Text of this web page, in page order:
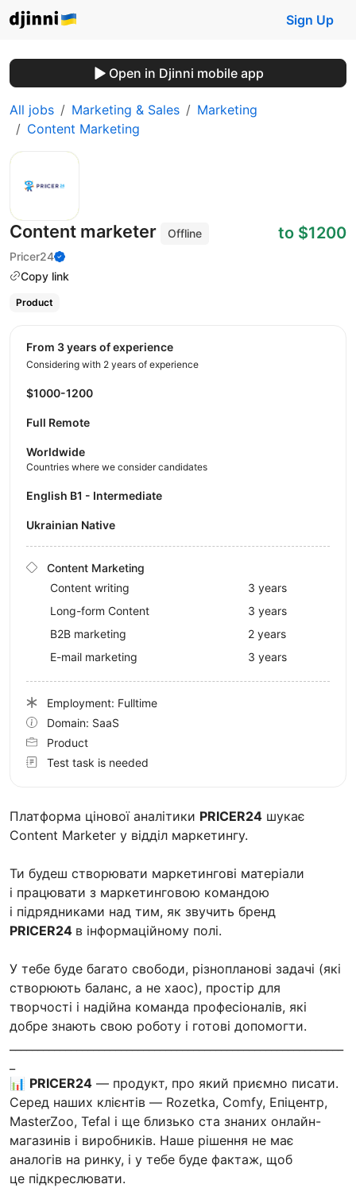
Sign Up
Open in Djinni mobile app
All jobs Marketing & Sales
Marketing
Content Marketing
Content marketer
Offline
Pricer24
Copy link
to $1200
Product
Платформа цінової аналітики PRICER24 шукає
Content Marketer у відділ маркетингу.
Ти будеш створювати маркетингові матеріали
і працювати з маркетинговою командою
і підрядниками над тим, як звучить бренд
PRICER24 в інформаційному полі.
У тебе буде багато свободи, різнопланові задачі (які
створюють баланс, а не хаос), простір для
творчості і надійна команда професіоналів, які
добре знають свою роботу і готові допомогти.
📊 PRICER24 — продукт, про який приємно писати.
Серед наших клієнтів — Rozetka, Comfy, Епіцентр,
MasterZoo, Tefal і ще близько ста знаних онлайн-
магазинів і виробників. Наше рішення не має
аналогів на ринку, і у тебе буде фактаж, щоб
це підкреслювати.
from 3 years of experience
Considering with 2 years of experience
$1000-1200
Full Remote
Worldwide
Countries where we consider candidates
English B1 - Intermediate
Ukrainian Native
Content Marketing
Content writing
3 years
Long-form Content
3 years
B2B marketing
2 years
E-mail marketing
3 years
Employment: Fulltime
Domain: SaaS
Product
Test task is needed